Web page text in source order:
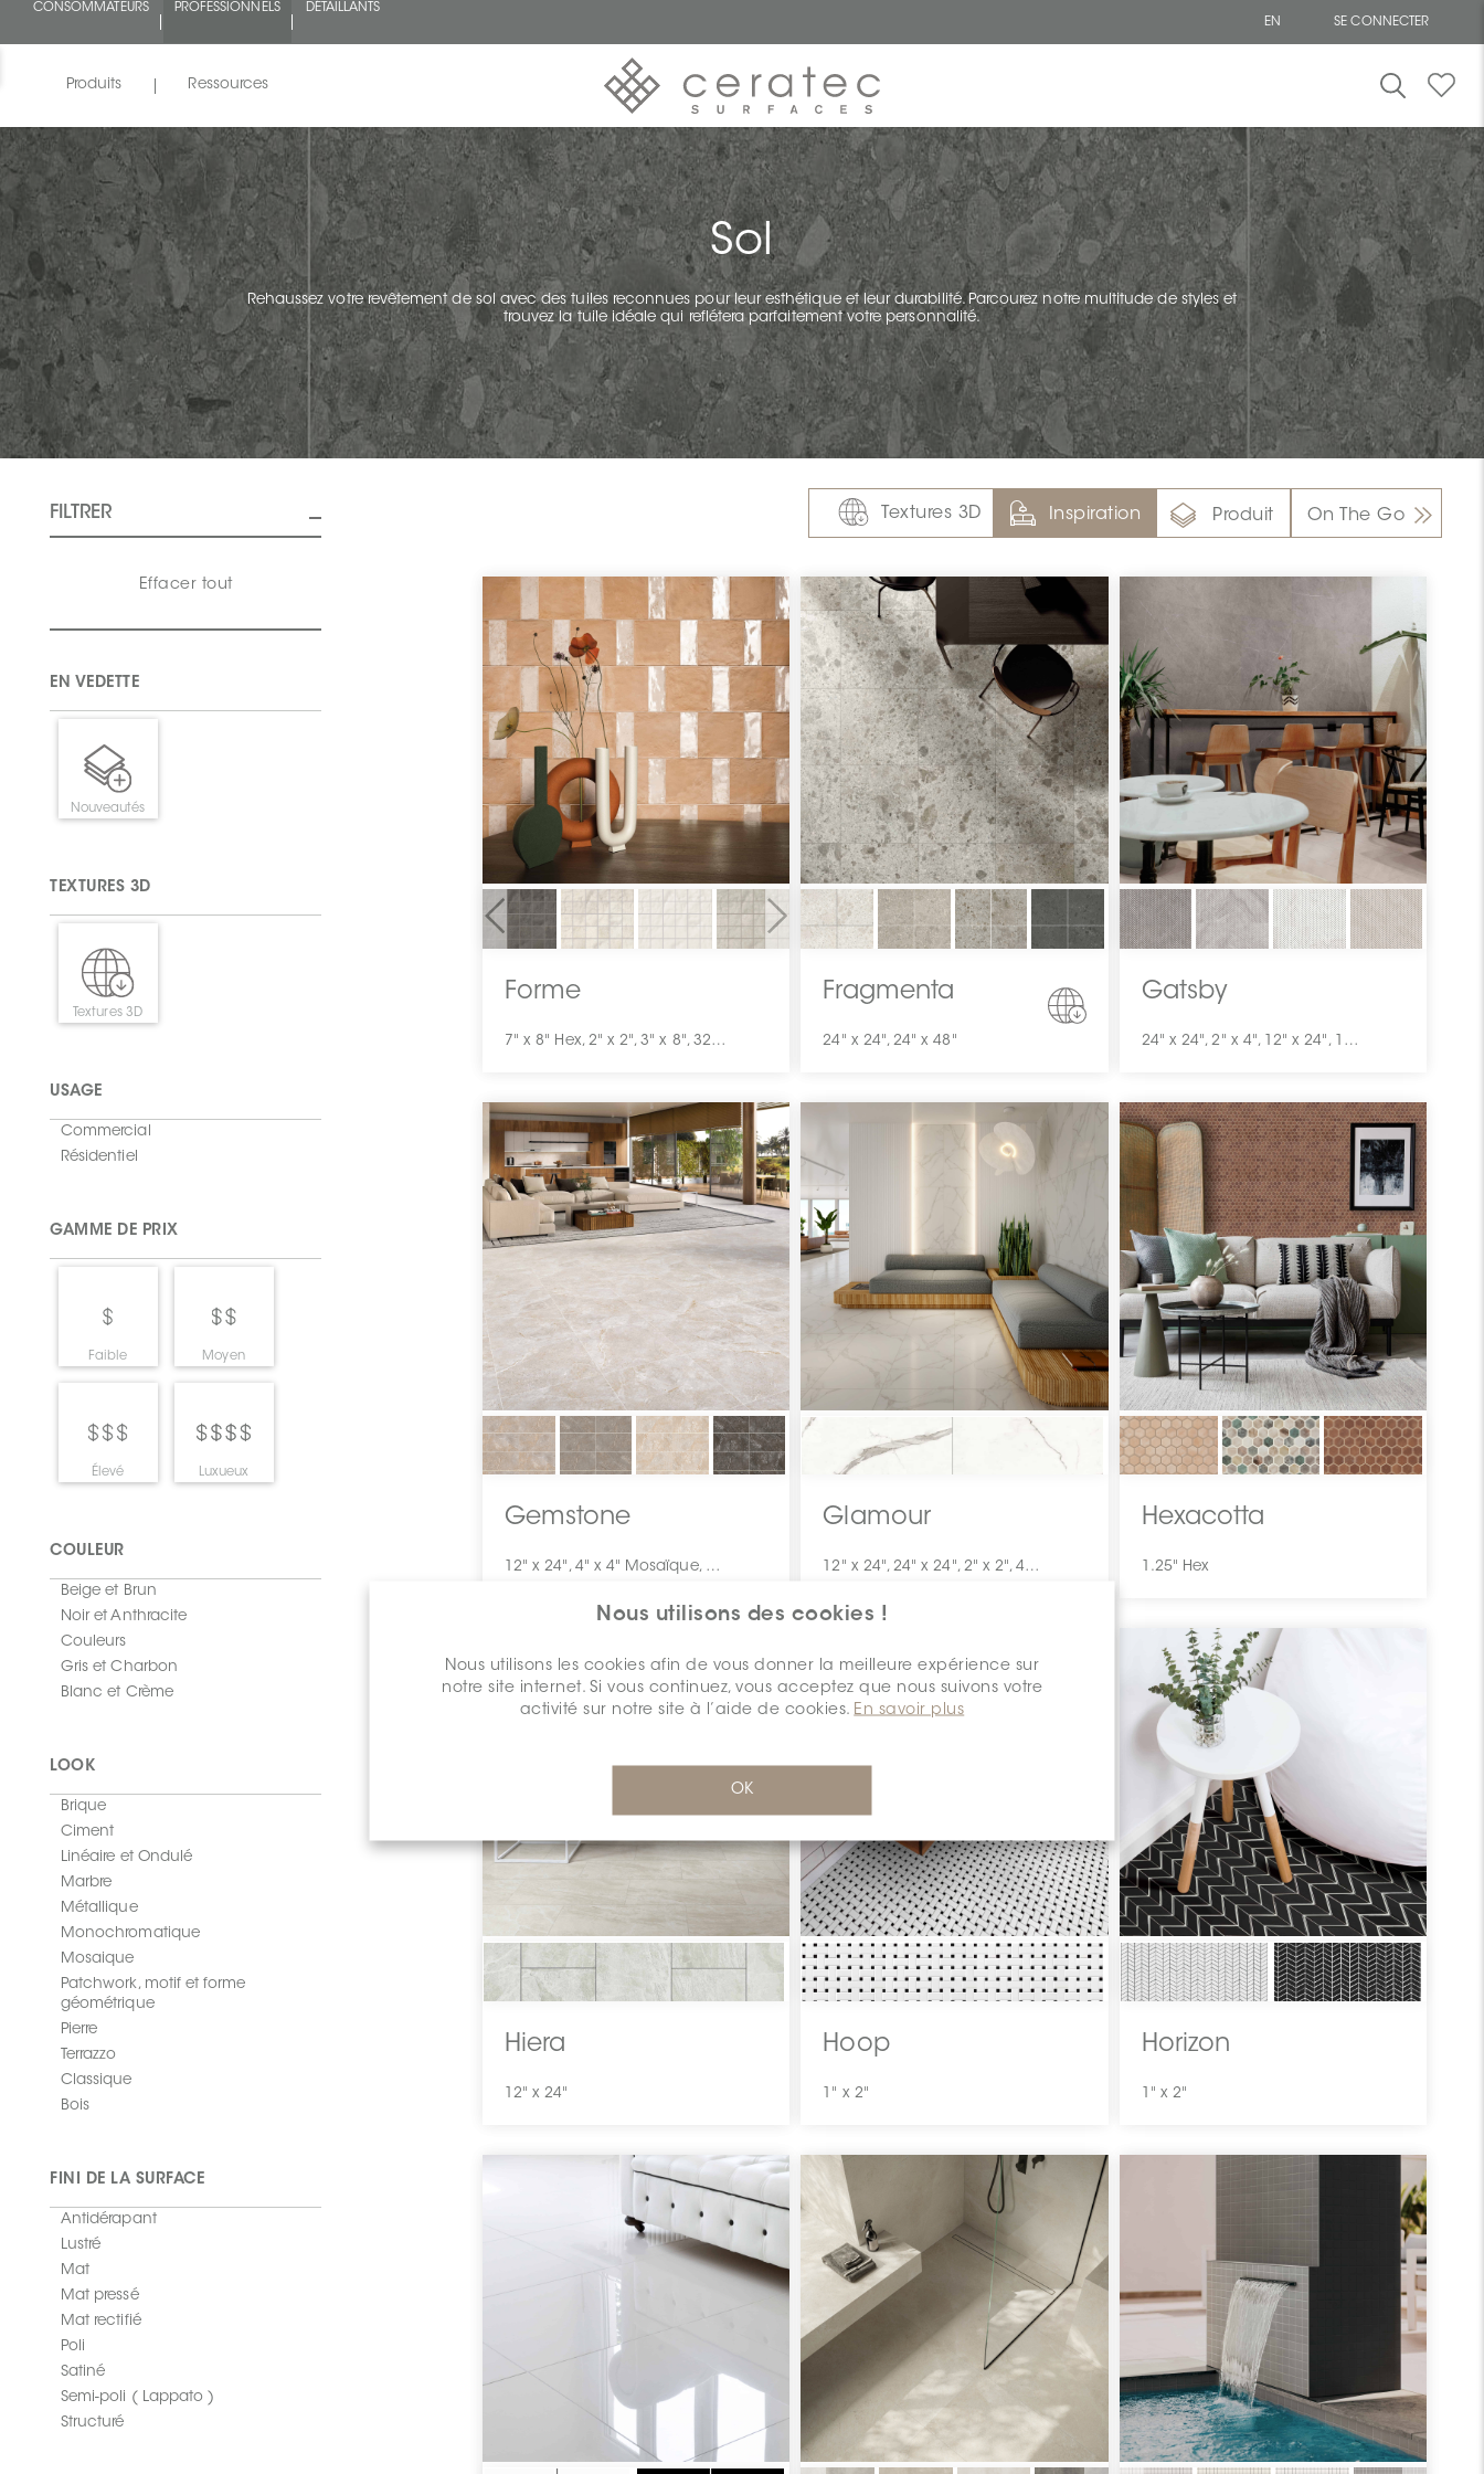
CONSOMMATEURS PROFESSIONNELS
DÉTAILLANTS
EN
SE CONNECTER
Produits Ressources
Nous utilisons des cookies !
Nous utilisons les cookies afin de vous donner la meilleure expérience sur
notre site internet. Si vous continuez, vous acceptez que nous suivons votre
activité sur notre site à l’aide de cookies. En savoir plus
OK
Sol
Rehaussez votre revêtement de sol avec des tuiles reconnues pour leur esthétique et leur durabilité. Parcourez notre multitude de styles et
trouvez la tuile idéale qui reflétera parfaitement votre personnalité.
FILTRER Textures 3D Inspiration Produit On The Go
Effacer tout
EN VEDETTE
Nouveautés
TEXTURES 3D
Textures 3D
USAGE
Commercial
Résidentiel
GAMME DE PRIX
Faible Moyen
Élevé Luxueux
COULEUR
Beige et Brun
Noir et Anthracite
Couleurs
Gris et Charbon
Blanc et Crème
LOOK
Brique
Ciment
Linéaire et Ondulé
Marbre
Métallique
Monochromatique
Mosaique
Patchwork, motif et forme
géométrique
Pierre
Terrazzo
Classique
Bois
FINI DE LA SURFACE
Antidérapant
Lustré
Mat
Mat pressé
Mat rectifié
Poli
Satiné
Semi-poli ( Lappato )
Structuré
Previous Next
Forme
7" x 8" Hex, 2" x 2", 3" x 8", 32" x 32", 8" x 8"
Fragmenta
24" x 24", 24" x 48"
Gatsby
24" x 24", 2" x 4", 12" x 24", 1" x 3", 2" x 2", 24" x 48"
Gemstone
12" x 24", 4" x 4" Mosaïque, 4" x 4", 2" x 2", 24" x 48", 36" x 36", 4" x 24", 3" x 35", 24" x 24"
Glamour
12" x 24", 24" x 24", 2" x 2", 4" x 12", 24" x 48"
Hexacotta
1.25" Hex
Hiera
12" x 24"
Hoop
1" x 2"
Horizon
1" x 2"